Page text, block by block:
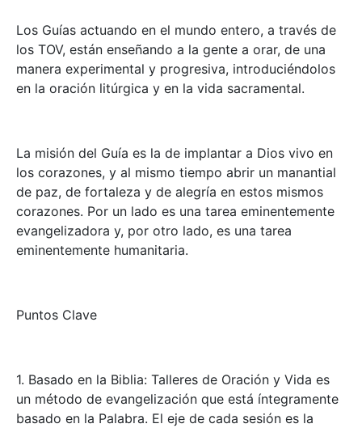
Los Guías actuando en el mundo entero, a través de
los TOV, están enseñando a la gente a orar, de una
manera experimental y progresiva, introduciéndolos
en la oración litúrgica y en la vida sacramental.
La misión del Guía es la de implantar a Dios vivo en
los corazones, y al mismo tiempo abrir un manantial
de paz, de fortaleza y de alegría en estos mismos
corazones. Por un lado es una tarea eminentemente
evangelizadora y, por otro lado, es una tarea
eminentemente humanitaria.
Puntos Clave
1. Basado en la Biblia: Talleres de Oración y Vida es
un método de evangelización que está íntegramente
basado en la Palabra. El eje de cada sesión es la